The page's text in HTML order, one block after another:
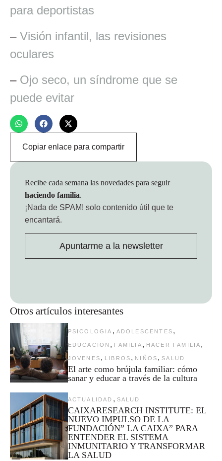
para deportistas
– Visión infantil, las revisiones
oculares
– Ojo seco, un síndrome que se
puede evitar
Copiar enlace para compartir
Otros artículos interesantes
PSICOLOGIA , ADOLESCENTES ,
EDUCACION , FAMILIA , HACER FAMILIA ,
JOVENES , LIBROS , NIÑOS , SALUD
El arte como brújula familiar: cómo
sanar y educar a través de la cultura
ACTUALIDAD , SALUD
CAIXARESEARCH INSTITUTE: EL
NUEVO IMPULSO DE LA
FUNDACIÓN” LA CAIXA” PARA
ENTENDER EL SISTEMA
INMUNITARIO Y TRANSFORMAR
LA SALUD
Recibe cada semana las novedades para seguir
haciendo familia.
¡Nada de SPAM! solo contenido útil que te
encantará.
Apuntarme a la newsletter